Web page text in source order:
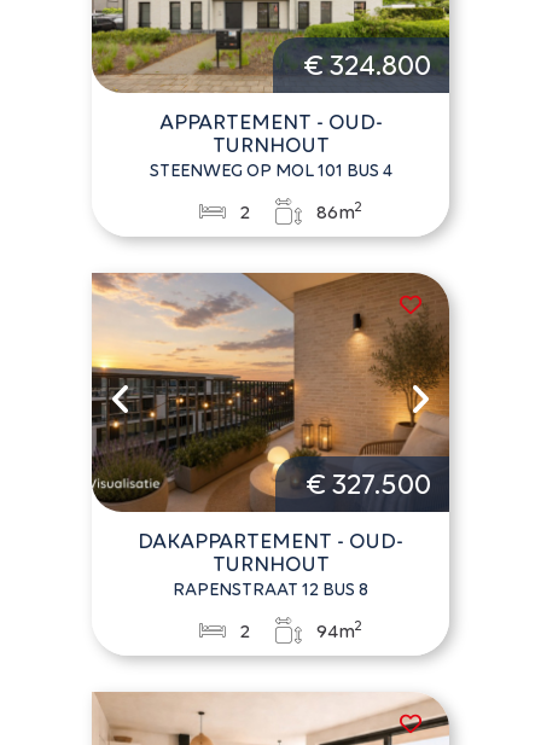
€ 324.800
APPARTEMENT - OUD-
TURNHOUT
STEENWEG OP MOL 101 BUS 4
2 86m2
€ 327.500
DAKAPPARTEMENT - OUD-
TURNHOUT
RAPENSTRAAT 12 BUS 8
2 94m2